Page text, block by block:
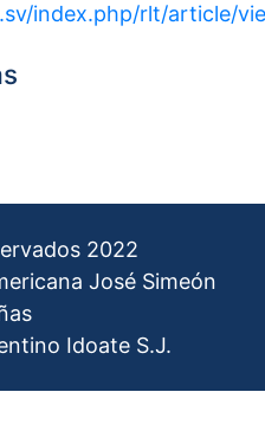
index.php/rlt/article/
2022
José Simeón
Idoate S.J.